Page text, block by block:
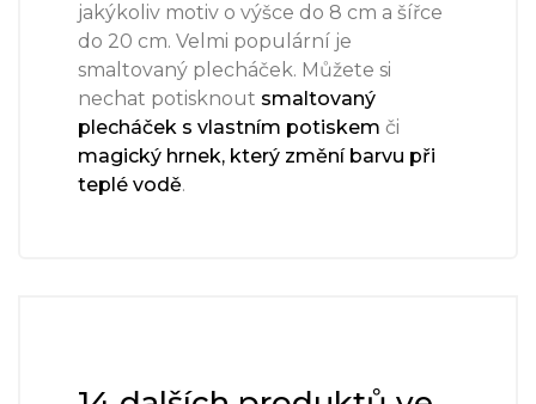
jakýkoliv motiv o výšce do 8 cm a šířce
do 20 cm. Velmi populární je
smaltovaný plecháček. Můžete si
nechat potisknout smaltovaný
plecháček s vlastním potiskem či
magický hrnek, který změní barvu při
teplé vodě.